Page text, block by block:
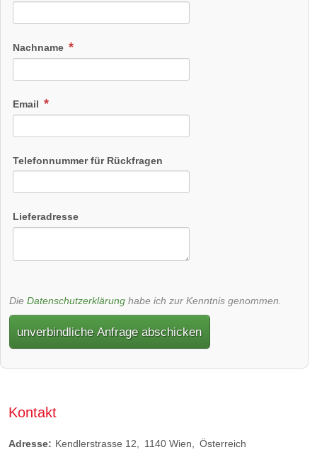
Nachname
Email
Telefonnummer für Rückfragen
Lieferadresse
Die Datenschutzerklärung habe ich zur Kenntnis genommen.
unverbindliche Anfrage abschicken
Kontakt
Adresse: Kendlerstrasse 12 1140 Wien Österreich